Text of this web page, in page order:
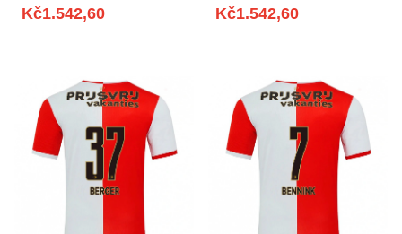
Hráčské Dresy 2025/26 Dres
Kč1.542,60
Domů Hráčské Dresy
Kč1.542,60